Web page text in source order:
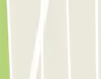
Aéroport Beauvais
avec Parclick.
dans les parkings à